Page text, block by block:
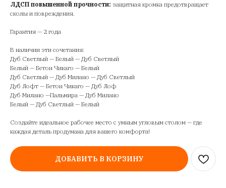
ЛДСП повышенной прочности: защитная кромка предотвращает
сколы и повреждения.
Гарантия — 2 года
В наличии эти сочетания:
Дуб Светлый — Белый — Дуб Светлый
Белый — Бетон Чикаго — Белый
Дуб Светлый — Дуб Милано — Дуб Светлый
Дуб Лофт — Бетон Чикаго — Дуб Лоф
Дуб Милано —Пальмира — Дуб Милано
Белый — Дуб Светлый — Белый
Создайте идеальное рабочее место с умным угловым столом — где
каждая деталь продумана для вашего комфорта!
ДОБАВИТЬ В КОРЗИНУ